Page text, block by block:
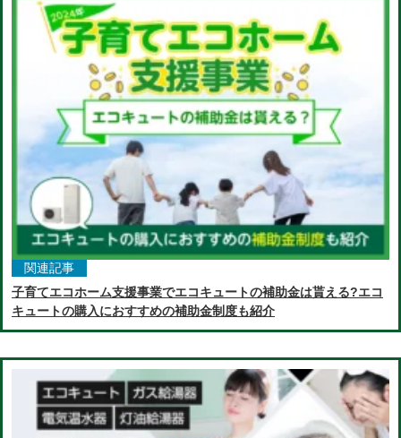
関連記事
子育てエコホーム支援事業でエコキュートの補助金は貰える?エコ
キュートの購入におすすめの補助金制度も紹介